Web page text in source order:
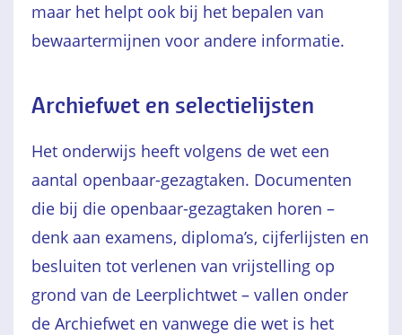
maar het helpt ook bij het bepalen van
bewaartermijnen voor andere informatie.
Archiefwet en selectielijsten
Het onderwijs heeft volgens de wet een
aantal openbaar-gezagtaken. Documenten
die bij die openbaar-gezagtaken horen –
denk aan examens, diploma’s, cijferlijsten en
besluiten tot verlenen van vrijstelling op
grond van de Leerplichtwet – vallen onder
de Archiefwet en vanwege die wet is het